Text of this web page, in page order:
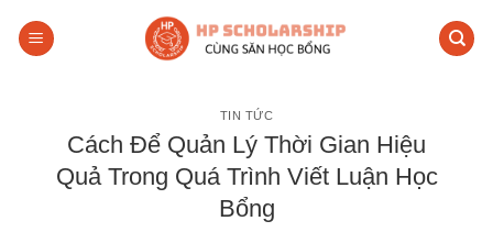
TIN TỨC
Cách Để Quản Lý Thời Gian Hiệu
Quả Trong Quá Trình Viết Luận Học
Bổng